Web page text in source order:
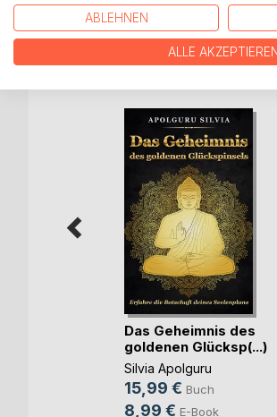
WEITERE
Das Geheimnis des
goldenen Glücksp(...)
Silvia Apolguru
15,99 € Buch
8,99 € E-Book
ABLEHNEN
ALLE